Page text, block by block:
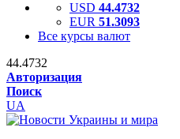
USD 44.4732
EUR 51.3093
Все курсы валют
44.4732
Авторизация
Поиск
UA